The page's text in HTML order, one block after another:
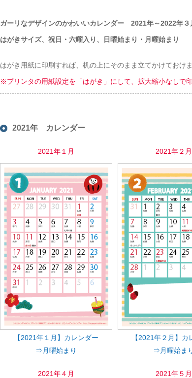
ガーリなデザインのかわいいカレンダー 2021年～2022年３
はがきサイズ、祝日・六曜入り、日曜始まり・月曜始まり
はがき用紙に印刷すれば、机の上にそのまま立てかけておけま
※プリンタの用紙設定を「はがき」にして、拡大縮小なしで印
2021年 カレンダー
2021年１月
【2021年１月】カレンダー
⇒月曜始まり
2021年２月
【2021年２月】カ
⇒月曜始ま
2021年４月 2021年５月